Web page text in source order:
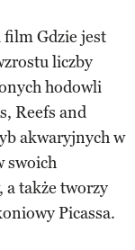
film Gdzie jest
liczby
hodowli
Reefs and
akwaryjnych w
swoich
a także tworzy
Picassa.